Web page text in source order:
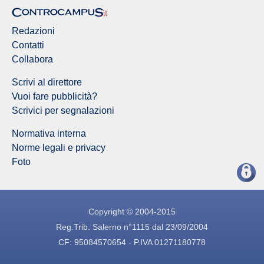
Redazioni
Contatti
Collabora
Scrivi al direttore
Vuoi fare pubblicità?
Scrivici per segnalazioni
Normativa interna
Norme legali e privacy
Foto
Copyright © 2004-2015
Reg.Trib. Salerno n°1115 dal 23/09/2004
CF: 95084570654 - P.IVA 01271180778